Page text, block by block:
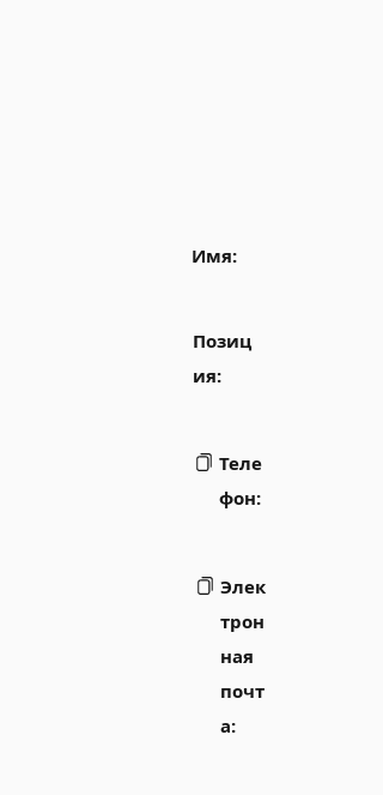
Имя:
Позиц
ия:
Теле
фон:
Элек
трон
ная
почт
а: